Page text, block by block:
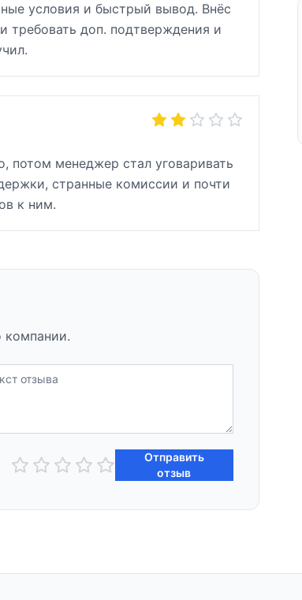
условия и быстрый вывод. Внёс
требовать доп. подтверждения и
потом менеджер стал уговаривать
странные комиссии и почти
к ним.
компании.
Отправить
отзыв